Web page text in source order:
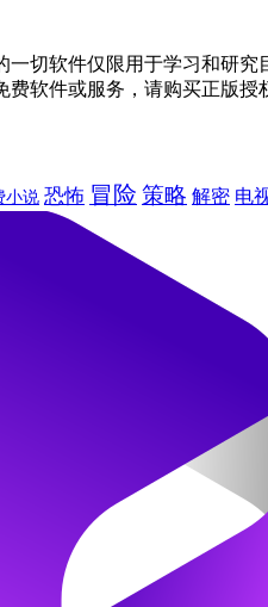
一切软件仅限用于学习和研
费软件或服务，请购买正版
小说 恐怖 冒险 策略 解密 电